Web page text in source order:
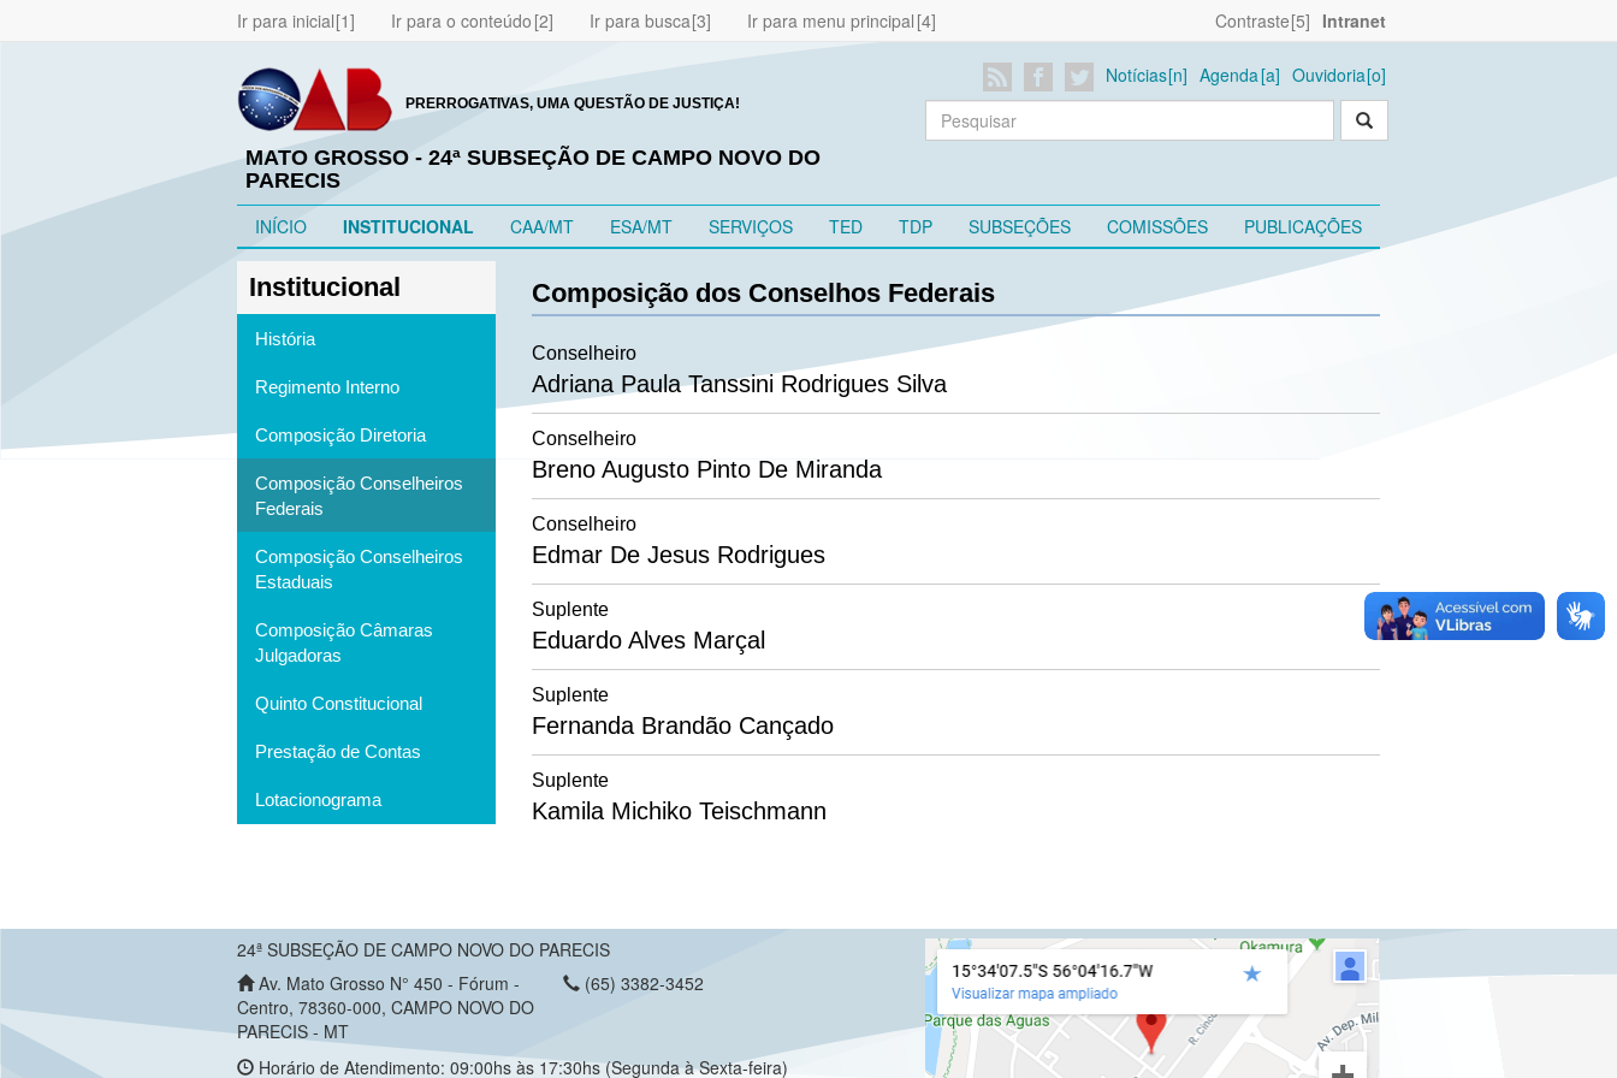
Ir para inicial Ir para o conteúdo Ir para busca Ir para menu principal Contraste Intranet
PRERROGATIVAS, UMA QUESTÃO DE JUSTIÇA!
MATO GROSSO - 24ª SUBSEÇÃO DE CAMPO NOVO DO
PARECIS
Notícias Agenda Ouvidoria
INÍCIO INSTITUCIONAL CAA/MT ESA/MT SERVIÇOS TED TDP SUBSEÇÕES COMISSÕES PUBLICAÇÕES
Institucional
História
Regimento Interno
Composição Diretoria
Composição Conselheiros
Federais
Composição Conselheiros
Estaduais
Composição Câmaras
Julgadoras
Quinto Constitucional
Prestação de Contas
Lotacionograma
Composição dos Conselhos Federais
Conselheiro
Adriana Paula Tanssini Rodrigues Silva
Conselheiro
Breno Augusto Pinto De Miranda
Conselheiro
Edmar De Jesus Rodrigues
Suplente
Eduardo Alves Marçal
Suplente
Fernanda Brandão Cançado
Suplente
Kamila Michiko Teischmann
24ª SUBSEÇÃO DE CAMPO NOVO DO PARECIS
Av. Mato Grosso N° 450 - Fórum -
Centro, 78360-000, CAMPO NOVO DO
PARECIS - MT
(65) 3382-3452
Horário de Atendimento: 09:00hs às 17:30hs (Segunda à Sexta-feira)